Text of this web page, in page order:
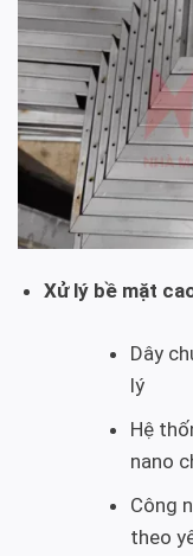
Xử lý bề mặt
Dây
lý
Hệ
nano
Công
theo